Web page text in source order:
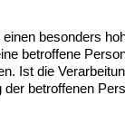
besonders
betroffene
Ist die
betroffenen